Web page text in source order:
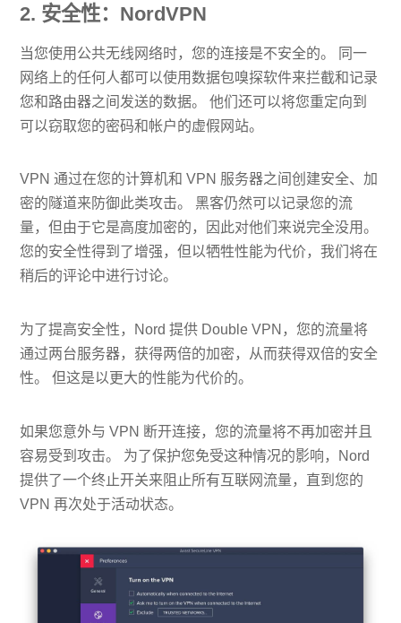
2. 安全性：NordVPN
当您使用公共无线网络时，您的连接是不安全的。 同一
网络上的任何人都可以使用数据包嗅探软件来拦截和记录
您和路由器之间发送的数据。 他们还可以将您重定向到
可以窃取您的密码和帐户的虚假网站。
VPN 通过在您的计算机和 VPN 服务器之间创建安全、加
密的隧道来防御此类攻击。 黑客仍然可以记录您的流
量，但由于它是高度加密的，因此对他们来说完全没用。
您的安全性得到了增强，但以牺牲性能为代价，我们将在
稍后的评论中进行讨论。
为了提高安全性，Nord 提供 Double VPN，您的流量将
通过两台服务器，获得两倍的加密，从而获得双倍的安全
性。 但这是以更大的性能为代价的。
如果您意外与 VPN 断开连接，您的流量将不再加密并且
容易受到攻击。 为了保护您免受这种情况的影响，Nord
提供了一个终止开关来阻止所有互联网流量，直到您的
VPN 再次处于活动状态。